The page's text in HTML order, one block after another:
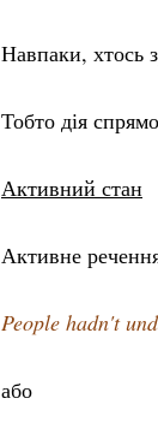
Навпаки, хтось
Тобто дія
Активний стан
Активне
People hadn't
або